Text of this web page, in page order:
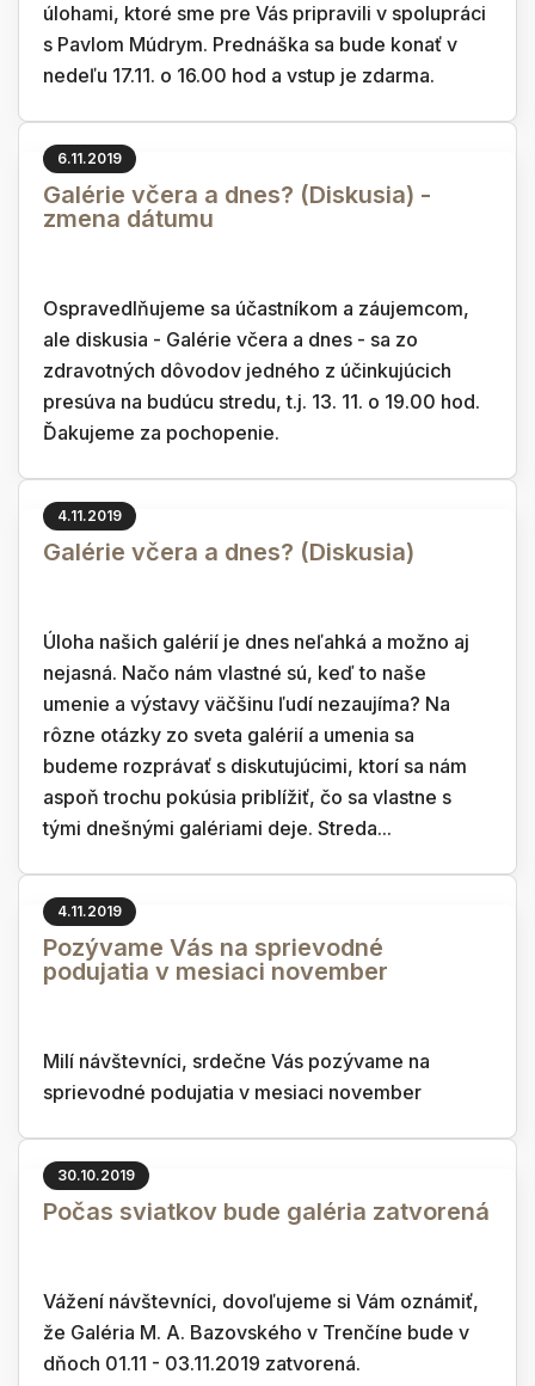
úlohami, ktoré sme pre Vás pripravili v spolupráci
s Pavlom Múdrym. Prednáška sa bude konať v
nedeľu 17.11. o 16.00 hod a vstup je zdarma.
6.11.2019
Galérie včera a dnes? (Diskusia) -
zmena dátumu
Ospravedlňujeme sa účastníkom a záujemcom,
ale diskusia - Galérie včera a dnes - sa zo
zdravotných dôvodov jedného z účinkujúcich
presúva na budúcu stredu, t.j. 13. 11. o 19.00 hod.
Ďakujeme za pochopenie.
4.11.2019
Galérie včera a dnes? (Diskusia)
Úloha našich galérií je dnes neľahká a možno aj
nejasná. Načo nám vlastné sú, keď to naše
umenie a výstavy väčšinu ľudí nezaujíma? Na
rôzne otázky zo sveta galérií a umenia sa
budeme rozprávať s diskutujúcimi, ktorí sa nám
aspoň trochu pokúsia priblížiť, čo sa vlastne s
tými dnešnými galériami deje. Streda...
4.11.2019
Pozývame Vás na sprievodné
podujatia v mesiaci november
Milí návštevníci, srdečne Vás pozývame na
sprievodné podujatia v mesiaci november
30.10.2019
Počas sviatkov bude galéria zatvorená
Vážení návštevníci, dovoľujeme si Vám oznámiť,
že Galéria M. A. Bazovského v Trenčíne bude v
dňoch 01.11 - 03.11.2019 zatvorená.